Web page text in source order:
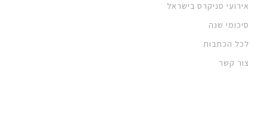
אירועי סניקרס בישראל
סיכומי שנה
לכל הכתבות
צור קשר